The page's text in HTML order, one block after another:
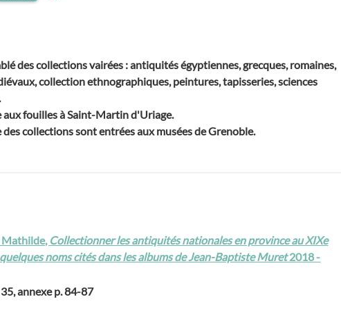
des collections vairées : antiquités égyptiennes, grecques, romaines,
collection ethnographiques, peintures, tapisseries, sciences
aux fouilles à Saint-Martin d'Uriage.
collections sont entrées aux musées de Grenoble.
Mathilde, Collectionner les antiquités nationales en province au XIXe
noms cités dans les albums de Jean-Baptiste Muret2018 -
annexe p. 84-87